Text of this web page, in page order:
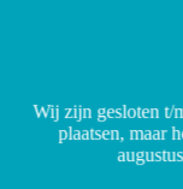
Toevoegen
Wij zijn gesloten t/
plaatsen, maar